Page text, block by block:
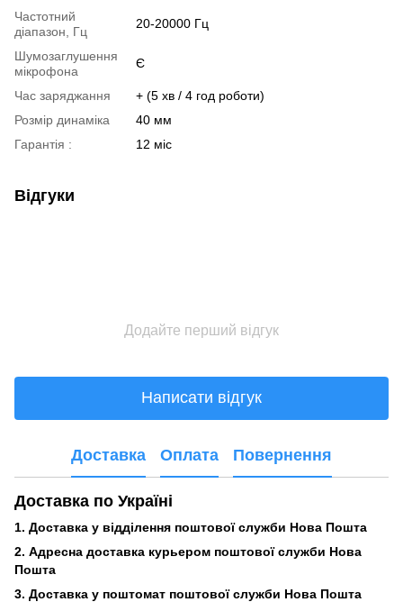
Частотний
діапазон, Гц
20-20000 Гц
Шумозаглушення
мікрофона
Є
Час заряджання
+ (5 хв / 4 год роботи)
Розмір динаміка
40 мм
Гарантія :
12 міс
Відгуки
Додайте перший відгук
Написати відгук
Доставка Оплата Повернення
Доставка по Україні
1. Доставка у відділення поштової служби Нова Пошта
2. Адресна доставка курьером поштової служби Нова
Пошта
3. Доставка у поштомат поштової служби Нова Пошта